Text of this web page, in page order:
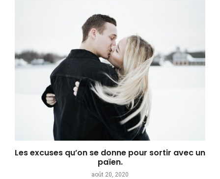
Les excuses qu’on se donne pour sortir avec un
païen.
août 20, 2020